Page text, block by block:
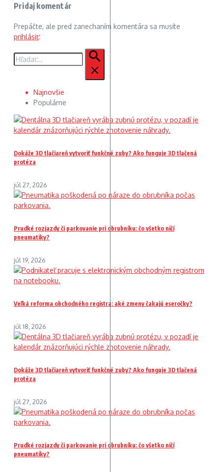
Pridaj komentár
Prepáčte, ale pred zanechaním komentára sa musíte
prihlásiť.
Hľadať:
Najnovšie
Populárne
Dokáže 3D tlačiareň vytvoriť funkčné zuby? Ako funguje 3D tlačená
protéza
júl 27, 2026
Prudké rozjazdy či parkovanie pri obrubníku: čo všetko ničí
pneumatiky?
júl 19, 2026
Veľká reforma obchodného registra: aké zmeny čakajú eseročky?
júl 18, 2026
Dokáže 3D tlačiareň vytvoriť funkčné zuby? Ako funguje 3D tlačená
protéza
júl 27, 2026
Prudké rozjazdy či parkovanie pri obrubníku: čo všetko ničí
pneumatiky?